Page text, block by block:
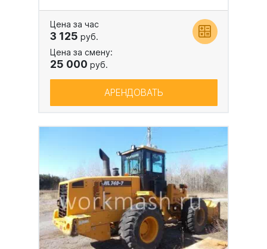
Цена за час
3 125 руб.
Цена за смену:
25 000 руб.
АРЕНДОВАТЬ